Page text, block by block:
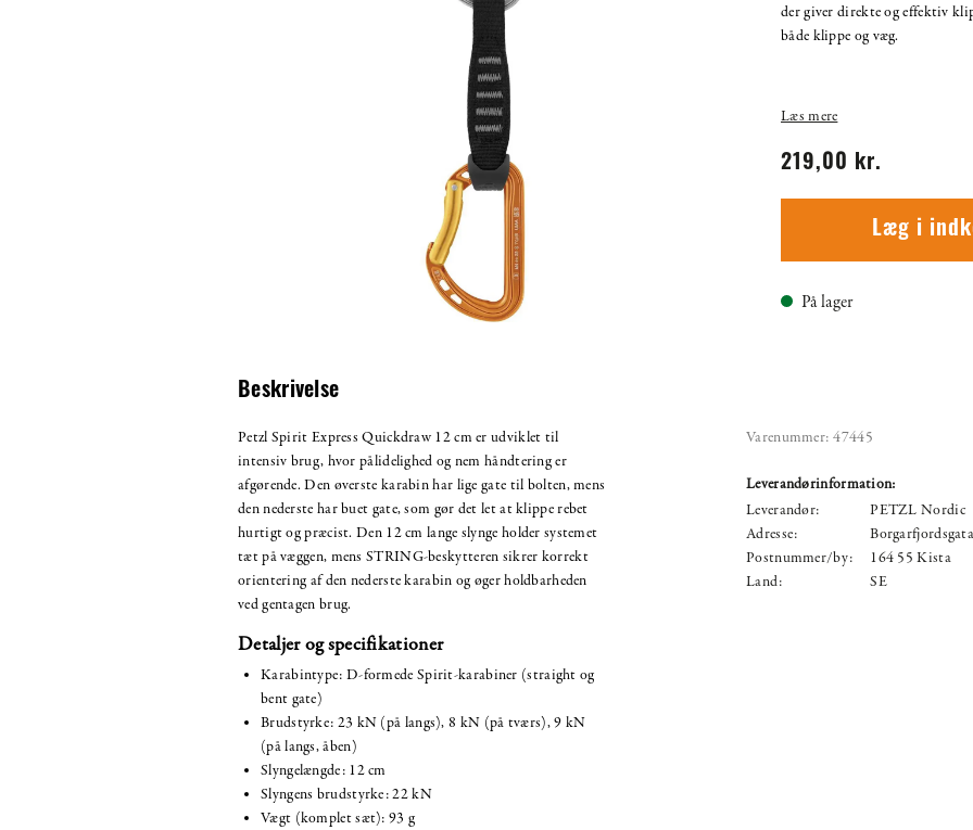
der giver direkte og effektiv
både klippe og væg.
Læs mere
219,00 kr.
Læg i
På lager
Beskrivelse
Petzl Spirit Express Quickdraw 12 cm er udviklet til
intensiv brug, hvor pålidelighed og nem håndtering er
afgørende. Den øverste karabin har lige gate til bolten, mens
den nederste har buet gate, som gør det let at klippe rebet
hurtigt og præcist. Den 12 cm lange slynge holder systemet
tæt på væggen, mens STRING-beskytteren sikrer korrekt
orientering af den nederste karabin og øger holdbarheden
ved gentagen brug.
Detaljer og specifikationer
Karabintype: D-formede Spirit-karabiner (straight og
bent gate)
Brudstyrke: 23 kN (på langs), 8 kN (på tværs), 9 kN
(på langs, åben)
Slyngelængde: 12 cm
Slyngens brudstyrke: 22 kN
Vægt (komplet sæt): 93 g
Varenummer: 47445
Leverandørinformation:
Leverandør:
PETZL Nordic
Adresse:
Postnummer/by:
164 55 Kista
Land:
SE